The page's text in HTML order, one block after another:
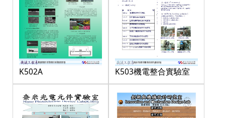
K502A K503機電整合實驗室